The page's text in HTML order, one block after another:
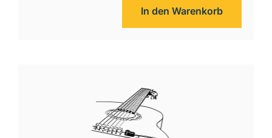
In den Warenkorb